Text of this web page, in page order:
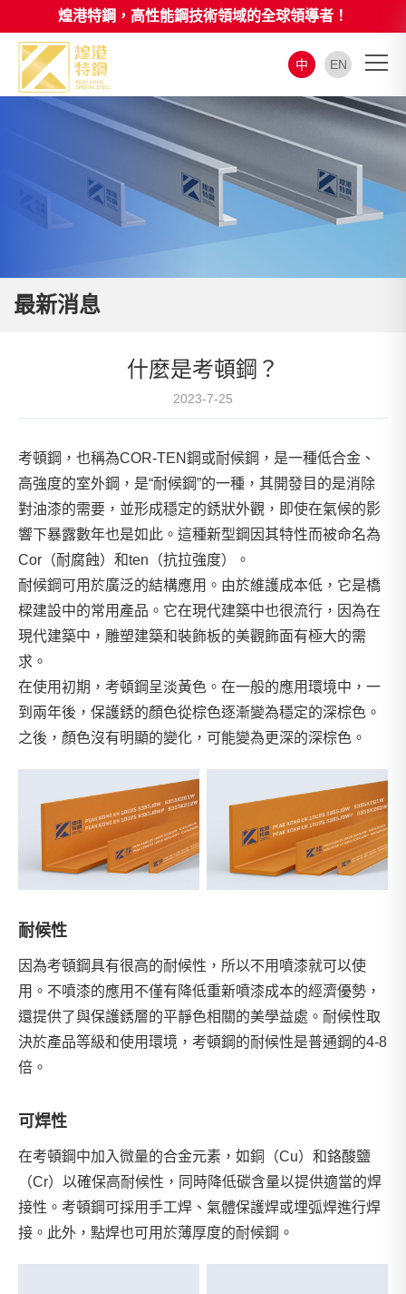
煌港特鋼，高性能鋼技術領域的全球領導者！
中 EN
最新消息
什麼是考頓鋼？
2023-7-25
考頓鋼，也稱為COR-TEN鋼或耐候鋼，是一種低合金、
高強度的室外鋼，是“耐候鋼”的一種，其開發目的是消除
對油漆的需要，並形成穩定的銹狀外觀，即使在氣候的影
響下暴露數年也是如此。這種新型鋼因其特性而被命名為
Cor（耐腐蝕）和ten（抗拉強度）。
耐候鋼可用於廣泛的結構應用。由於維護成本低，它是橋
樑建設中的常用產品。它在現代建築中也很流行，因為在
現代建築中，雕塑建築和裝飾板的美觀飾面有極大的需
求。
在使用初期，考頓鋼呈淡黃色。在一般的應用環境中，一
到兩年後，保護銹的顏色從棕色逐漸變為穩定的深棕色。
之後，顏色沒有明顯的變化，可能變為更深的深棕色。
耐候性
因為考頓鋼具有很高的耐候性，所以不用噴漆就可以使
用。不噴漆的應用不僅有降低重新噴漆成本的經濟優勢，
還提供了與保護銹層的平靜色相關的美學益處。耐候性取
決於產品等級和使用環境，考頓鋼的耐候性是普通鋼的4-8
倍。
可焊性
在考頓鋼中加入微量的合金元素，如銅（Cu）和鉻酸鹽
（Cr）以確保高耐候性，同時降低碳含量以提供適當的焊
接性。考頓鋼可採用手工焊、氣體保護焊或埋弧焊進行焊
接。此外，點焊也可用於薄厚度的耐候鋼。